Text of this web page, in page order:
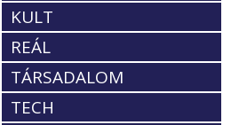
KULT
REÁL
TÁRSADALOM
TECH